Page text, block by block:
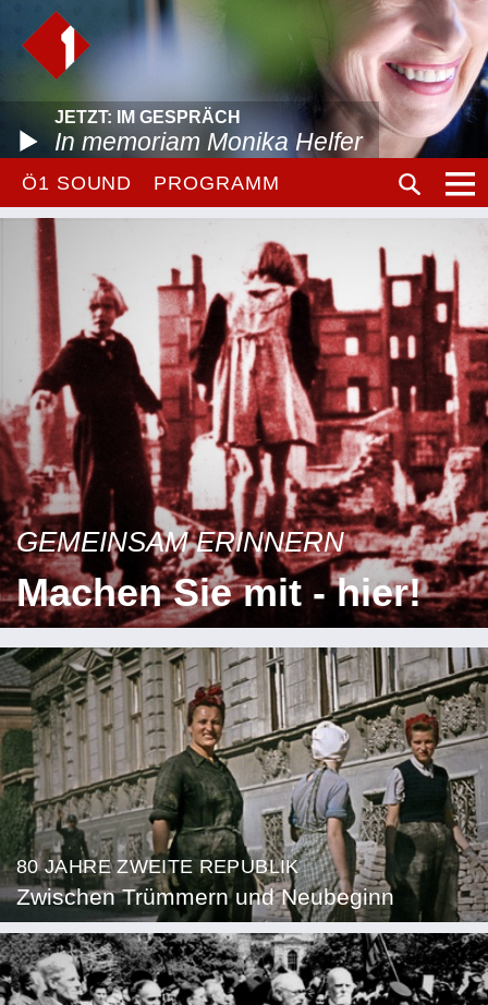
JETZT: IM GESPRÄCH
In memoriam Monika Helfer
Ö1 SOUND PROGRAMM
GEMEINSAM ERINNERN
Machen Sie mit - hier!
80 JAHRE ZWEITE REPUBLIK
Zwischen Trümmern und Neubeginn